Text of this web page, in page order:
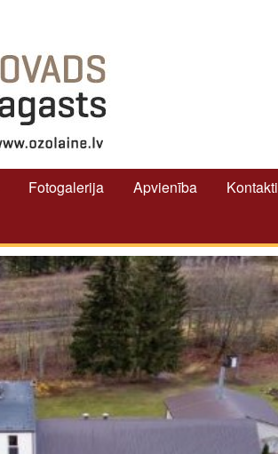
Fotogalerija Apvienība Kontakti